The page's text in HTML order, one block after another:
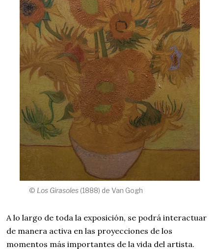
© Los Girasoles(1888) de Van Gogh
A lo largo de toda la exposición, se podrá interactuar
de manera activa en las proyecciones de los
momentos más importantes de la vida del artista.